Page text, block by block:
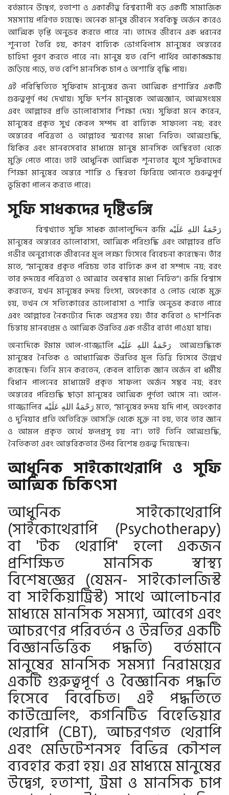
বর্তমানে উদ্বেগ, হতাশা ও একাকীত্ব বিশ্বব্যাপী বড় একটি সামাজিক
সমস্যায় পরিণত হয়েছে। অনেক মানুষ জীবনে সবকিছু অর্জন করেও
আত্মিক তৃপ্তি অনুভব করতে পারে না। তাদের জীবনে এক ধরনের
শূন্যতা তৈরি হয়, কারণ বাহ্যিক ভোগবিলাস মানুষের অন্তরের
চাহিদা পূরণ করতে পারে না। মানুষ যত বেশি পার্থিব আকাঙ্ক্ষায়
জড়িয়ে পড়ে, তত বেশি মানসিক চাপ ও অশান্তি বৃদ্ধি পায়।
এই পরিস্থিতিতে সুফিবাদ মানুষের জন্য আত্মিক প্রশান্তির একটি
গুরুত্বপূর্ণ পথ দেখায়। সুফি দর্শন মানুষকে আত্মজ্ঞান, আত্মসংযম
এবং আল্লাহর প্রতি ভালোবাসার শিক্ষা দেয়। সুফিরা মনে করেন,
মানুষের প্রকৃত সুখ কেবল সম্পদ বা বাহ্যিক সাফল্যে নয়; বরং
অন্তরের পবিত্রতা ও আল্লাহর স্মরণের মধ্যে নিহিত। আত্মশুদ্ধি,
যিকির এবং মানবসেবার মাধ্যমে মানুষ মানসিক অস্থিরতা থেকে
মুক্তি পেতে পারে। তাই আধুনিক আত্মিক শূন্যতার যুগে সুফিবাদের
শিক্ষা মানুষের অন্তরে শান্তি ও স্থিরতা ফিরিয়ে আনতে গুরুত্বপূর্ণ
ভূমিকা পালন করতে পারে।
সুফি সাধকদের দৃষ্টিভঙ্গি
বিশ্বখ্যাত সুফি সাধক জালালুদ্দিন রুমি رَحْمَةُ اللهِ عَلَيْه
মানুষের অন্তরের ভালোবাসা, আত্মিক পরিশুদ্ধি এবং আল্লাহর প্রতি
গভীর অনুরাগকে জীবনের মূল লক্ষ্য হিসেবে বিবেচনা করেছেন। তাঁর
মতে, “মানুষের প্রকৃত পরিচয় তার বাহ্যিক রূপ বা সম্পদে নয়; বরং
তার হৃদয়ের পবিত্রতা ও আত্মার অবস্থার মধ্যে নিহিত”। রুমি বিশ্বাস
করতেন, যখন মানুষের হৃদয় হিংসা, অহংকার ও লোভ থেকে মুক্ত
হয়, তখন সে সত্যিকারের ভালোবাসা ও শান্তি অনুভব করতে পারে
এবং আল্লাহর নৈকট্যের দিকে অগ্রসর হয়। তাঁর কবিতা ও দার্শনিক
চিন্তায় মানবপ্রেম ও আত্মিক উন্নতির এক গভীর বার্তা পাওয়া যায়।
অন্যদিকে ইমাম আল-গাজ্জালি
رَحْمَةُ اللهِ عَلَيْه
আত্মশুদ্ধিকে
মানুষের নৈতিক ও আধ্যাত্মিক উন্নতির মূল ভিত্তি হিসেবে উল্লেখ
করেছেন। তিনি মনে করতেন, কেবল বাহ্যিক জ্ঞান অর্জন বা ধর্মীয়
বিধান পালনের মাধ্যমেই প্রকৃত সাফল্য অর্জন সম্ভব নয়; বরং
অন্তরের পরিশুদ্ধি ছাড়া মানুষের আত্মিক পূর্ণতা আসে না। আল-
গাজ্জালির
رَحْمَةُ اللهِ عَلَيْه
মতে, “মানুষের হৃদয় যদি পাপ, অহংকার
ও দুনিয়ার প্রতি অতিরিক্ত আসক্তি থেকে মুক্ত না হয়, তবে তার জ্ঞান
ও আমল প্রকৃত অর্থে ফলপ্রসূ হয় না’। তাই তিনি আত্মশুদ্ধি,
নৈতিকতা এবং আন্তরিকতার উপর বিশেষ গুরুত্ব দিয়েছেন।
আধুনিক সাইকোথেরাপি ও সুফি
আত্মিক চিকিৎসা
আধুনিক সাইকোথেরাপি
(সাইকোথেরাপি (Psychotherapy)
বা 'টক থেরাপি' হলো একজন
প্রশিক্ষিত মানসিক স্বাস্থ্য
বিশেষজ্ঞের (যেমন- সাইকোলজিস্ট
বা সাইকিয়াট্রিস্ট) সাথে আলোচনার
মাধ্যমে মানসিক সমস্যা, আবেগ এবং
আচরণের পরিবর্তন ও উন্নতির একটি
বিজ্ঞানভিত্তিক পদ্ধতি) বর্তমানে
মানুষের মানসিক সমস্যা নিরাময়ের
একটি গুরুত্বপূর্ণ ও বৈজ্ঞানিক পদ্ধতি
হিসেবে বিবেচিত। এই পদ্ধতিতে
কাউন্সেলিং, কগনিটিভ বিহেভিয়ার
থেরাপি (CBT), আচরণগত থেরাপি
এবং মেডিটেশনসহ বিভিন্ন কৌশল
ব্যবহার করা হয়। এর মাধ্যমে মানুষের
উদ্বেগ, হতাশা, ট্রমা ও মানসিক চাপ